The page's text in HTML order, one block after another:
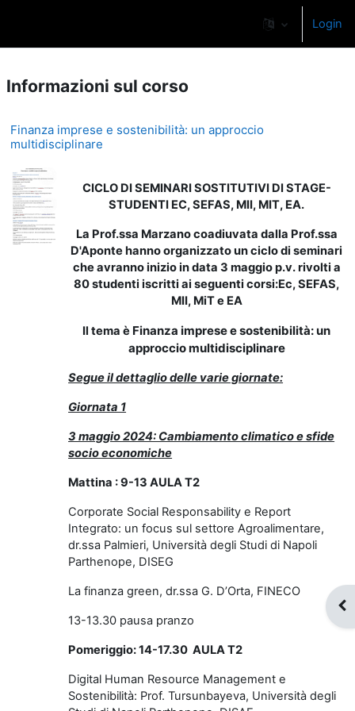
Login
Informazioni sul corso
Finanza imprese e sostenibilità: un approccio
multidisciplinare
CICLO DI SEMINARI SOSTITUTIVI DI STAGE-
STUDENTI EC, SEFAS, MII, MIT, EA.
La Prof.ssa Marzano coadiuvata dalla Prof.ssa
D'Aponte hanno organizzato un ciclo di seminari
che avranno inizio in data 3 maggio p.v. rivolti a
80 studenti iscritti ai seguenti corsi:Ec, SEFAS,
MII, MiT e EA
Il tema è Finanza imprese e sostenibilità: un
approccio multidisciplinare
Segue il dettaglio delle varie giornate:
Giornata 1
3 maggio 2024: Cambiamento climatico e sfide
socio economiche
Mattina : 9-13 AULA T2
Corporate Social Responsability e Report
Integrato: un focus sul settore Agroalimentare,
dr.ssa Palmieri, Università degli Studi di Napoli
Parthenope, DISEG
La finanza green, dr.ssa G. D’Orta, FINECO
13-13.30 pausa pranzo
Pomeriggio: 14-17.30 AULA T2
Digital Human Resource Management e
Sostenibilità: Prof. Tursunbayeva, Università degli